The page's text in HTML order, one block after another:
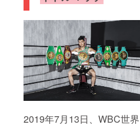
2019年7月13日、WBC世界